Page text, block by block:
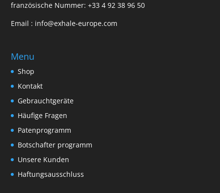
französische Nummer:+33 4 92 38 96 50
Email : info@exhale-europe.com
Menu
Shop
Kontakt
Gebrauchtgeräte
Häufige Fragen
Patenprogramm
Botschafter programm
Unsere Kunden
Haftungsausschluss